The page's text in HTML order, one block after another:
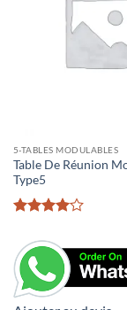
5-TABLES MODULABLES
Table De Réunion
Type5
out of 5